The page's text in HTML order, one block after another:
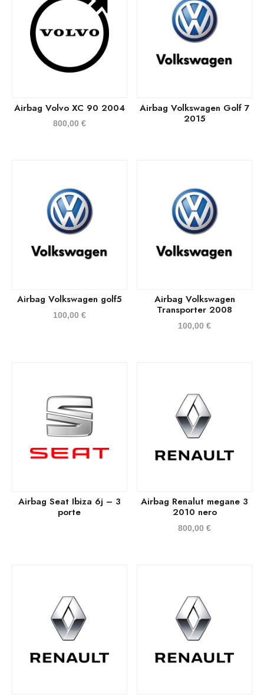
Airbag Volvo XC 90 2004
800,00 €
Airbag Volkswagen Golf 7
2015
Airbag Volkswagen golf5
100,00 €
Airbag Volkswagen
Transporter 2008
100,00€
Airbag Seat Ibiza 6j – 3
porte
Airbag Renalut megane 3
2010 nero
800,00€